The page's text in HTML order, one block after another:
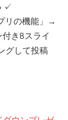
✓
リの機能」→
き8スライ
グして投稿